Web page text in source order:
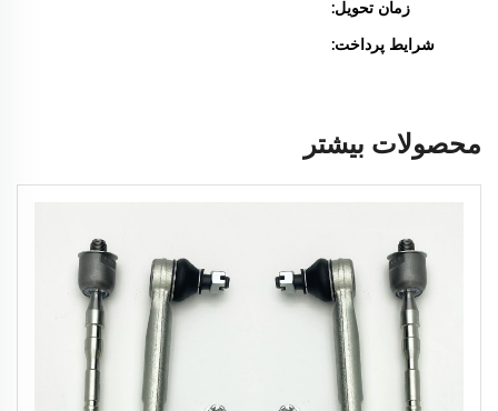
زمان تحویل:
شرایط پرداخت:
محصولات بیشتر